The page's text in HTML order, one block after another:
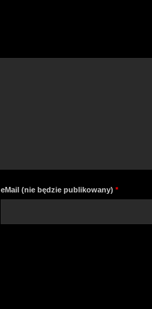
eMail (nie będzie publikowany)*